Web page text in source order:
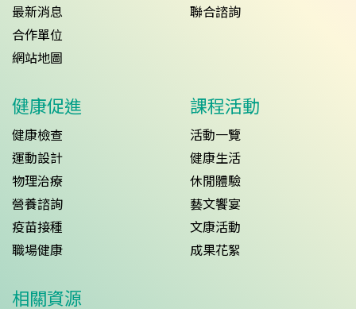
最新消息
合作單位
網站地圖
聯合諮詢
健康促進
健康檢查
運動設計
物理治療
營養諮詢
疫苗接種
職場健康
課程活動
活動一覽
健康生活
休閒體驗
藝文饗宴
文康活動
成果花絮
相關資源